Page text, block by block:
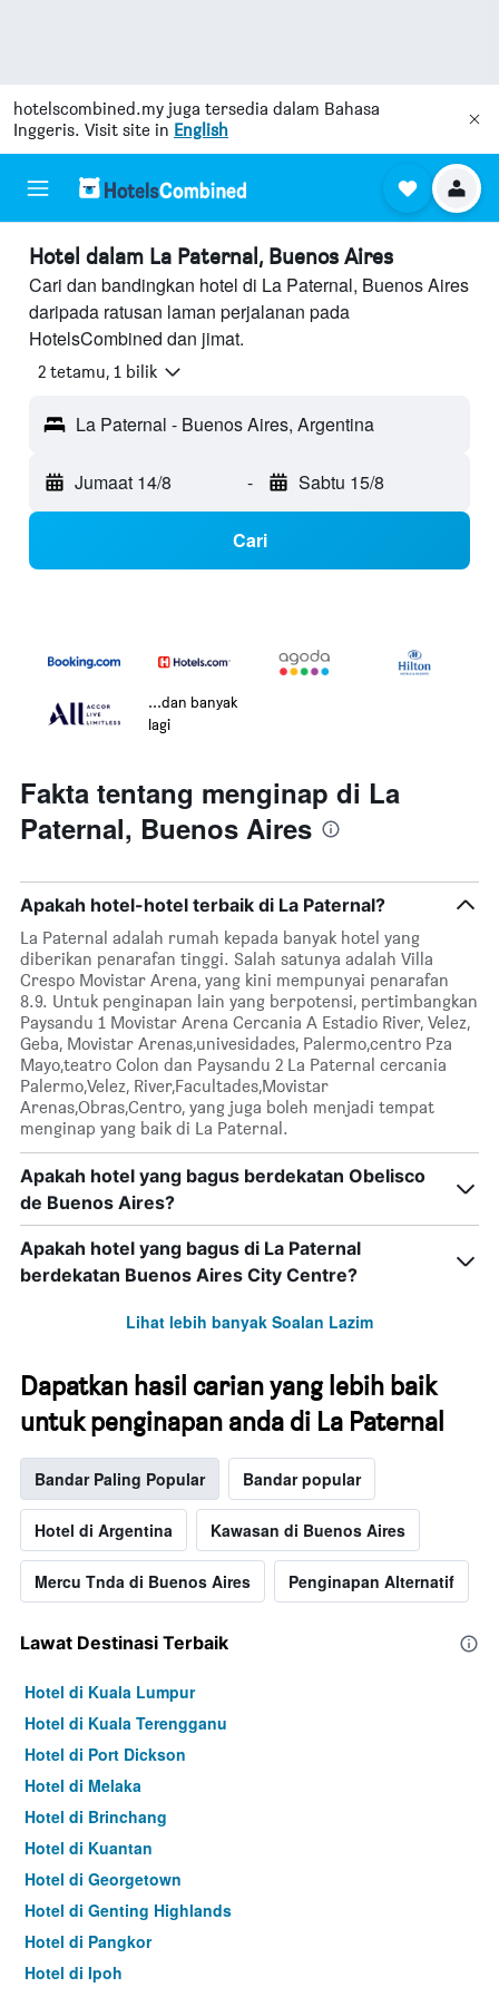
hotelscombined.my juga tersedia dalam Bahasa
Inggeris. Visit site in English
Hotel dalam La Paternal, Buenos Aires
Cari dan bandingkan hotel di La Paternal, Buenos Aires
daripada ratusan laman perjalanan pada
HotelsCombined dan jimat.
2 tetamu, 1 bilik
La Paternal - Buenos Aires, Argentina
Jumaat 14/8 - Sabtu 15/8
Cari
...dan banyak
lagi
Fakta tentang menginap di La
Paternal, Buenos Aires
Apakah hotel-hotel terbaik di La Paternal?
La Paternal adalah rumah kepada banyak hotel yang
diberikan penarafan tinggi. Salah satunya adalah Villa
Crespo Movistar Arena, yang kini mempunyai penarafan
8.9. Untuk penginapan lain yang berpotensi, pertimbangkan
Paysandu 1 Movistar Arena Cercania A Estadio River, Velez,
Geba, Movistar Arenas,univesidades, Palermo,centro Pza
Mayo,teatro Colon dan Paysandu 2 La Paternal cercania
Palermo,Velez, River,Facultades,Movistar
Arenas,Obras,Centro, yang juga boleh menjadi tempat
menginap yang baik di La Paternal.
Apakah hotel yang bagus berdekatan Obelisco
de Buenos Aires?
Apakah hotel yang bagus di La Paternal
berdekatan Buenos Aires City Centre?
Lihat lebih banyak Soalan Lazim
Dapatkan hasil carian yang lebih baik
untuk penginapan anda di La Paternal
Bandar Paling Popular Bandar popular
Hotel di Argentina Kawasan di Buenos Aires
Mercu Tnda di Buenos Aires Penginapan Alternatif
Lawat Destinasi Terbaik
Hotel di Kuala Lumpur
Hotel di Kuala Terengganu
Hotel di Port Dickson
Hotel di Melaka
Hotel di Brinchang
Hotel di Kuantan
Hotel di Georgetown
Hotel di Genting Highlands
Hotel di Pangkor
Hotel di Ipoh